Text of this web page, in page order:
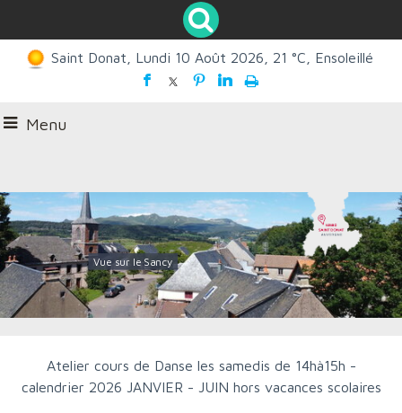
Saint Donat, Lundi 10 Août 2026, 21 °C, Ensoleillé
Menu
Vue sur le Sancy
Atelier cours de Danse les samedis de 14hà15h -
calendrier 2026 JANVIER - JUIN hors vacances scolaires